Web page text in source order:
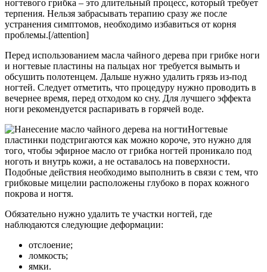
ногтевого грибка – это длительный процесс, который требует
терпения. Нельзя забрасывать терапию сразу же после
устранения симптомов, необходимо избавиться от корня
проблемы.[/attention]
Перед использованием масла чайного дерева при грибке ноги
и ногтевые пластины на пальцах ног требуется вымыть и
обсушить полотенцем. Дальше нужно удалить грязь из-под
ногтей. Следует отметить, что процедуру нужно проводить в
вечернее время, перед отходом ко сну. Для лучшего эффекта
ноги рекомендуется распаривать в горячей воде.
Ногтевые
пластинки подстригаются как можно короче, это нужно для
того, чтобы эфирное масло от грибка ногтей проникало под
ноготь и внутрь кожи, а не оставалось на поверхности.
Подобные действия необходимо выполнить в связи с тем, что
грибковые мицелии расположены глубоко в порах кожного
покрова и ногтя.
Обязательно нужно удалить те участки ногтей, где
наблюдаются следующие деформации:
отслоение;
ломкость;
ямки.